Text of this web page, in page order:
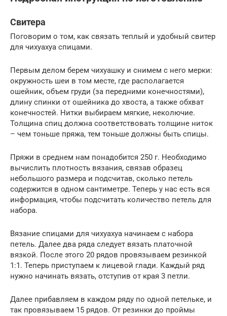
Свитера
Поговорим о том, как связать теплый и удобный свитер
для чихуахуа спицами.
Первым делом берем чихуашку и снимем с него мерки:
окружность шеи в том месте, где располагается
ошейник, объем груди (за передними конечностями),
длину спинки от ошейника до хвоста, а также обхват
конечностей. Нитки выбираем мягкие, неколючие.
Толщина спиц должна соответствовать толщине ниток
– чем тоньше пряжа, тем тоньше должны быть спицы.
Пряжи в среднем нам понадобится 250 г. Необходимо
вычислить плотность вязания, связав образец
небольшого размера и подсчитав, сколько петель
содержится в одном сантиметре. Теперь у нас есть вся
информация, чтобы подсчитать количество петель для
набора.
Вязание спицами для чихуахуа начинаем с набора
петель. Далее два ряда следует вязать платочной
вязкой. После этого 20 рядов провязываем резинкой
1:1. Теперь приступаем к лицевой глади. Каждый ряд
нужно начинать вязать, отступив от края 3 петли.
Далее прибавляем в каждом ряду по одной петельке, и
так провязываем 15 рядов. От резинки до проймы